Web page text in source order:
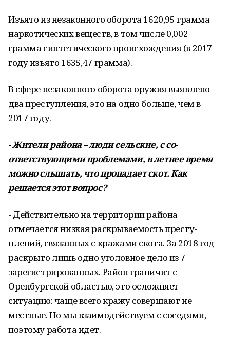
Изъято из незаконного оборота 1620,95 грамма
наркотических веществ, в том чис­ле 0,002
грамма синтетического происхо­ждения (в 2017
году изъято 1635,47 грамма).
В сфере незаконного оборота оружия выявлено
два преступления, это на одно больше, чем в
2017 году.
- Жители района – люди сельские, с со­
ответствующими проблемами, в лет­нее время
можно слышать, что пропа­дает скот. Как
решается этот вопрос?
- Действительно на территории района
отмечается низкая раскрываемость престу­
плений, связанных с кражами скота. За 2018 год
раскрыто лишь одно уголовное дело из 7
зарегистрированных. Район граничит с
Оренбургской областью, это осложняет
ситуацию: чаще всего кражу совершают не
местные. Но мы взаимодействуем с соседя­ми,
поэтому работа идет.